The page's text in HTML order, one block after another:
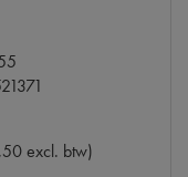
excl. btw)